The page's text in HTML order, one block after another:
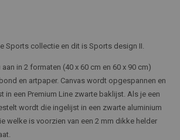
Sports collectie en dit is Sports design II.
in 2 formaten (40 x 60 cm en 60 x 90 cm)
en artpaper. Canvas wordt opgespannen en
in een Premium Line zwarte baklijst. Als je een
wordt die ingelijst in een zwarte aluminium
welke is voorzien van een 2 mm dikke helder